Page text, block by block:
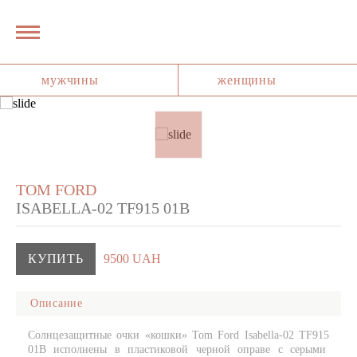
мужчины женщины
TOM FORD
ISABELLA-02 TF915 01B
КУПИТЬ 9500 UAH
Описание
Солнцезащитные очки «кошки» Tom Ford Isabella-02 TF915
01B исполнены в пластиковой черной оправе с серыми